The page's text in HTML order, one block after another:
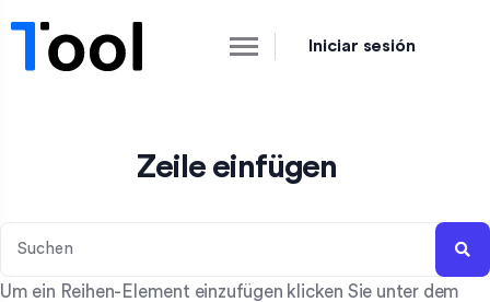
Iniciar sesión
Zeile einfügen
Um ein Reihen-Element einzufügen klicken Sie unter dem